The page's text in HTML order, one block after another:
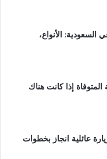
السعودية: الأنواع،
إذا كانت هناك
عائلية انجاز​ بخطوات